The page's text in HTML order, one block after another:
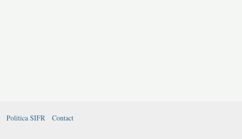
Politica SIFR Contact